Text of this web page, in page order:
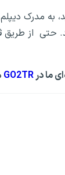
به مدرک
حتی از طریق
ما درGO2TR